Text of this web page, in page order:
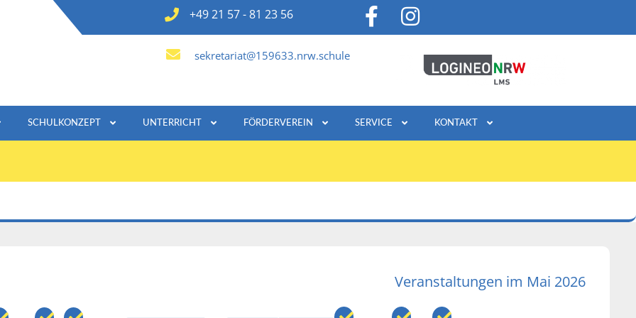
+49 21 57 - 81 23 56
sekretariat@159633.nrw.schule
SCHULKONZEPT UNTERRICHT FÖRDERVEREIN SERVICE KONTAKT
Veranstaltungen im Mai 2026